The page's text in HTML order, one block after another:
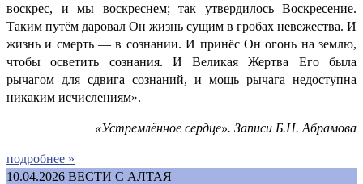
воскрес, и мы воскреснем; так утвердилось Воскресение.
Таким путём даровал Он жизнь сущим в гробах невежества. И
жизнь и смерть — в сознании. И принёс Он огонь на землю,
чтобы осветить сознания. И Великая Жертва Его была
рычагом для сдвига сознаний, и мощь рычага недоступна
никаким исчислениям».
«Устремлённое сердце». Записи Б.Н. Абрамова
подробнее »
10.04.2026 ВЕСТИ С АЛТАЯ